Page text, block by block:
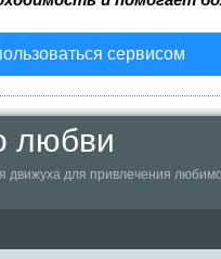
сервисом
любви
движуха для привлечения